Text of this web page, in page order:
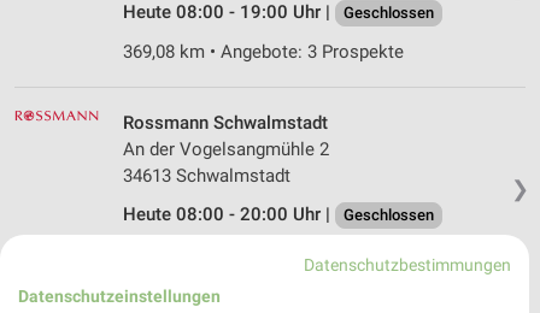
Heute 08:00 - 19:00 Uhr |
Geschlossen
369,08 km • Angebote: 3 Prospekte
❯
Rossmann Schwalmstadt
An der Vogelsangmühle 2
34613 Schwalmstadt
Heute 08:00 - 20:00 Uhr |
Geschlossen
341,35 km • Angebote: 3 ProspekteDatenschutzbestimmungen
Datenschutzeinstellungen